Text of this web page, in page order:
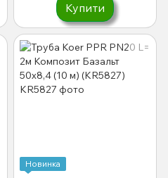
Купити
Новинка